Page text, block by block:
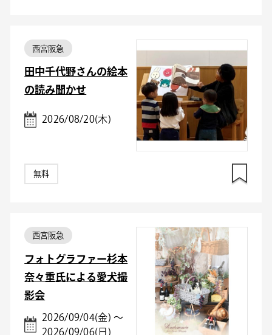
西宮阪急
田中千代野さんの絵本
の読み聞かせ
2026/08/20(木)
無料
西宮阪急
フォトグラファー杉本
奈々重氏による愛犬撮
影会
2026/09/04(金) ～
2026/09/06(日)